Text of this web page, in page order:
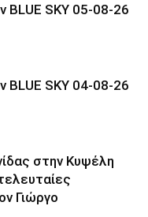
BLUE SKY 05-08-26
BLUE SKY 04-08-26
στην Κυψέλη
Γιώργο